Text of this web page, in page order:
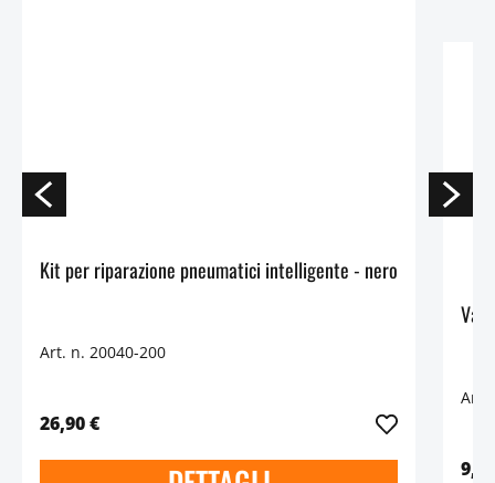
Kit per riparazione pneumatici intelligente - nero
Art. n. 20040-200
26,90 €
Art.